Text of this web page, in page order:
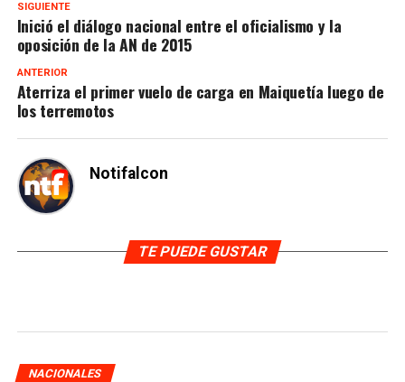
SIGUIENTE
Inició el diálogo nacional entre el oficialismo y la
oposición de la AN de 2015
ANTERIOR
Aterriza el primer vuelo de carga en Maiquetía luego de
los terremotos
Notifalcon
TE PUEDE GUSTAR
NACIONALES